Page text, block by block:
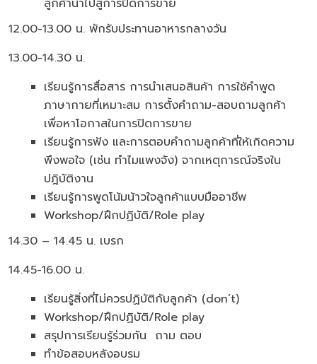
ลูกค้านำไปสู่การปิดการขาย
12.00-13.00 น. พักรับประทานอาหารกลางวัน
13.00-14.30 น.
เรียนรู้การสื่อสาร การนำเสนอสินค้า การใช้คำพูด
ภาษากายที่เหมาะสม การตั้งคำถาม-สอบถามลูกค้า
เพื่อหาโอกาสในการปิดการขาย
เรียนรู้การฟัง และการตอบคำถามลูกค้าที่ให้เกิดความ
พึงพอใจ (เช่น ทำไมแพงจัง) จากเหตุการณ์จริงใน
ปฎิบัติงาน
เรียนรู้การพูดโน้มน้าวใจลูกค้าแบบมืออาชีพ
Workshop/ฝึกปฏิบัติ/Role play
14.30 – 14.45 น. เบรก
14.45-16.00 น.
เรียนรู้สิ่งที่ไม่ควรปฏิบัติกับลูกค้า (don’t)
Workshop/ฝึกปฏิบัติ/Role play
สรุปการเรียนรู้ร่วมกัน ถาม ตอบ
ทำข้อสอบหลังอบรม